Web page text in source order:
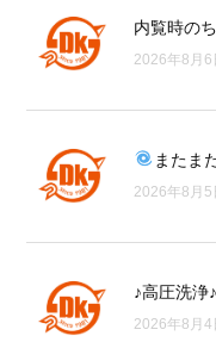
内覧時の
2026年8月6
またま
2026年8月5
♪高圧洗浄♪
2026年8月4